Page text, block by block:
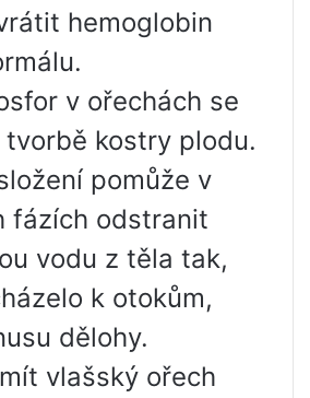
hemoglobin
v ořechách se
kostry plodu.
pomůže v
fázích odstranit
vodu z těla tak,
k otokům,
dělohy.
vlašský ořech